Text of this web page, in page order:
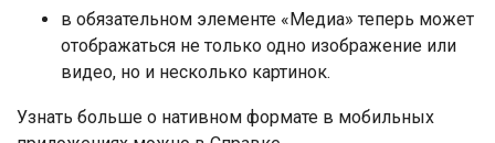
в обязательном элементе «Медиа» теперь может
отображаться не только одно изображение или
видео, но и несколько картинок.
Узнать больше о нативном формате в мобильных